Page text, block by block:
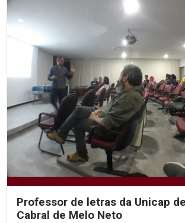
Professor de letras da Unicap
Cabral de Melo Neto